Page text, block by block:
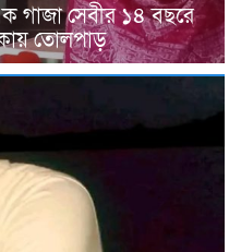
গাজা সেবীর ১৪ বছরে
তোলপাড়